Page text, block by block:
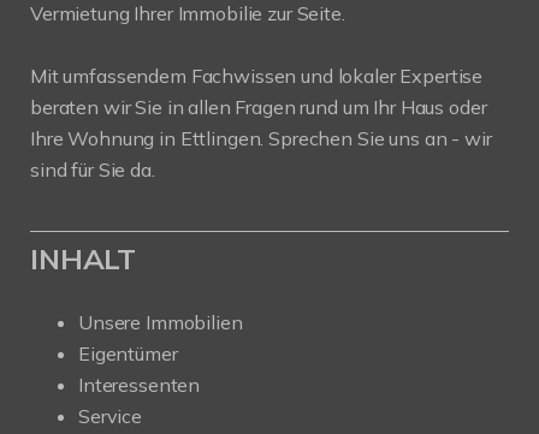
Vermietung Ihrer Immobilie zur Seite.
Mit umfassendem Fachwissen und lokaler Expertise
beraten wir Sie in allen Fragen rund um Ihr Haus oder
Ihre Wohnung in Ettlingen. Sprechen Sie uns an - wir
sind für Sie da.
INHALT
Unsere Immobilien
Eigentümer
Interessenten
Service